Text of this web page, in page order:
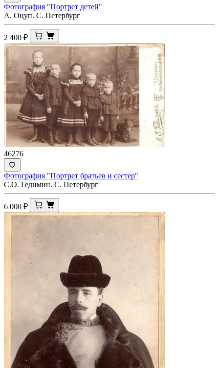
Фотография "Портрет детей"
А. Оцуп. С. Петербург
2 400 ₽
46276
Фотография "Портрет братьев и сестер"
С.О. Гедимин. С. Петербург
6 000 ₽